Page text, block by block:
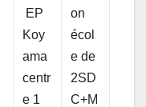
EP
Koy
ama
centr
e 1
on
écol
e de
2SD
C+M